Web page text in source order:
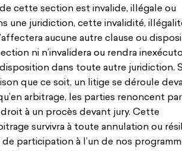
cette section est invalide, illégale ou
une juridiction, cette invalidité,
aucune autre clause ou
ni n’invalidera ou rendra
dans toute autre juridiction.
que ce soit, un litige se déroule
arbitrage, les parties renoncent
à un procès devant jury. Cette
survivra à toute annulation ou
participation à l’un de nos